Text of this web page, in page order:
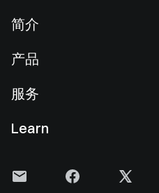
简介
新闻中心
产品
现货交易
理财中心
服务
Learn
Gate 快讯